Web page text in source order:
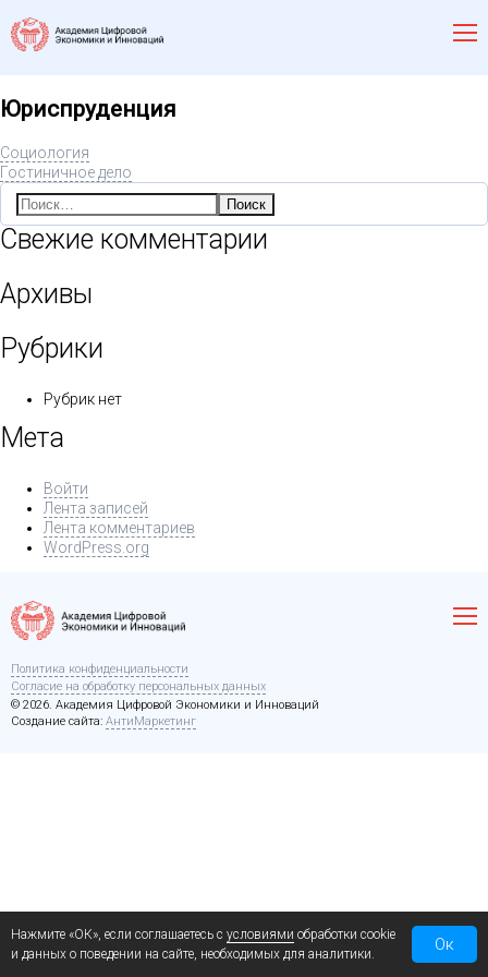
Юриспруденция
Социология
Гостиничное дело
Найти:
Свежие комментарии
Архивы
Рубрики
Рубрик нет
Мета
Войти
Лента записей
Лента комментариев
WordPress.org
Политика конфиденциальности
Согласие на обработку персональных данных
© 2026. Академия Цифровой Экономики и Инноваций
Создание сайта: АнтиМаркетинг
Нажмите «ОК», если соглашаетесь с условиями обработки cookie
и данных о поведении на сайте, необходимых для аналитики.
Ок